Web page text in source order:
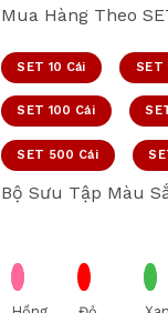
Mua Hàng Theo
SET 10 Cái SET
SET 100 Cái
SET 500 Cái
Bộ Sưu Tập Màu